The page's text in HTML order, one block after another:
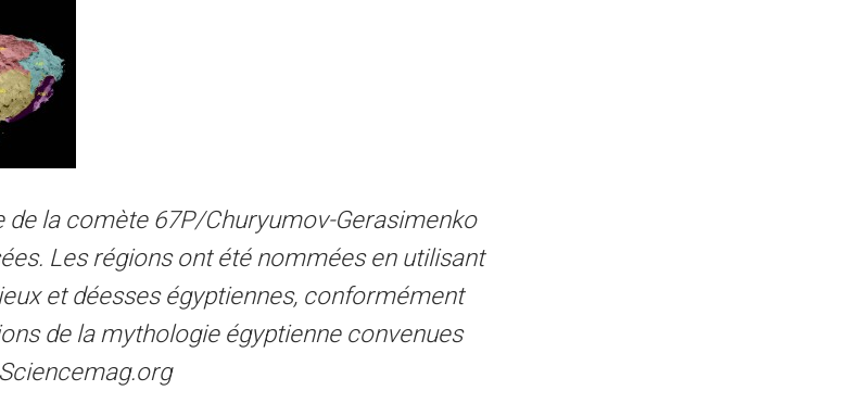
de la comète 67P/Churyumov-Gerasimenko
Les régions ont été nommées en utilisant
et déesses égyptiennes, conformément
de la mythologie égyptienne convenues